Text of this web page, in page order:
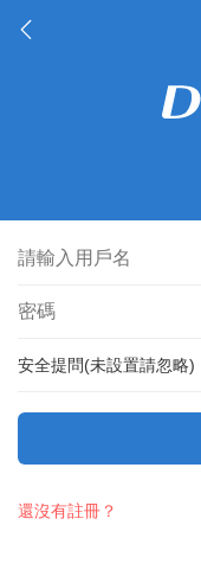
安全提問(未設置請忽略)
還沒有註冊？